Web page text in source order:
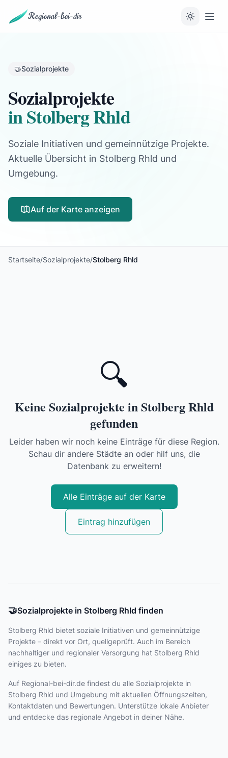
Regional-bei-dir
🤝Sozialprojekte
Sozialprojekte
in Stolberg Rhld
Soziale Initiativen und gemeinnützige Projekte.
Aktuelle Übersicht in Stolberg Rhld und
Umgebung.
Auf der Karte anzeigen
Startseite/Sozialprojekte/Stolberg Rhld
🔍
Keine Sozialprojekte in Stolberg Rhld
gefunden
Leider haben wir noch keine Einträge für diese Region.
Schau dir andere Städte an oder hilf uns, die
Datenbank zu erweitern!
Alle Einträge auf der Karte
Eintrag hinzufügen
🤝Sozialprojekte in Stolberg Rhld finden
Stolberg Rhld bietet soziale Initiativen und gemeinnützige
Projekte – direkt vor Ort, quellgeprüft. Auch im Bereich
nachhaltiger und regionaler Versorgung hat Stolberg Rhld
einiges zu bieten.
Auf Regional-bei-dir.de findest du alle Sozialprojekte in
Stolberg Rhld und Umgebung mit aktuellen Öffnungszeiten,
Kontaktdaten und Bewertungen. Unterstütze lokale Anbieter
und entdecke das regionale Angebot in deiner Nähe.